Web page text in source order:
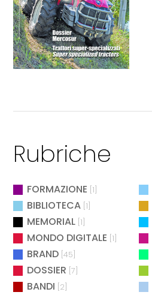
Rubriche
FORMAZIONE [1]
BIBLIOTECA [1]
MEMORIAL [1]
MONDO DIGITALE [1]
BRAND [45]
DOSSIER [7]
BANDI [2]